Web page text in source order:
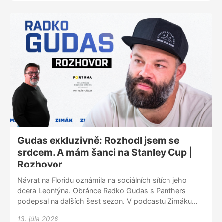
Radka Gudase.
Gudas exkluzivně: Rozhodl jsem se
srdcem. A mám šanci na Stanley Cup |
Rozhovor
Návrat na Floridu oznámila na sociálních sítích jeho
dcera Leontýna. Obránce Radko Gudas s Panthers
podepsal na dalších šest sezon. V podcastu Zimáku
13. júla 2026